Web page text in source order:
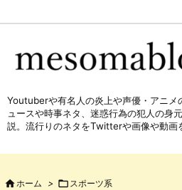
Youtuberや有名人の炎上や声優・アニメ
ュースや時事ネタ、迷惑行為の犯人の身
説。流行りのネタをTwitterや画像や動画
 ホーム >  スポーツ系